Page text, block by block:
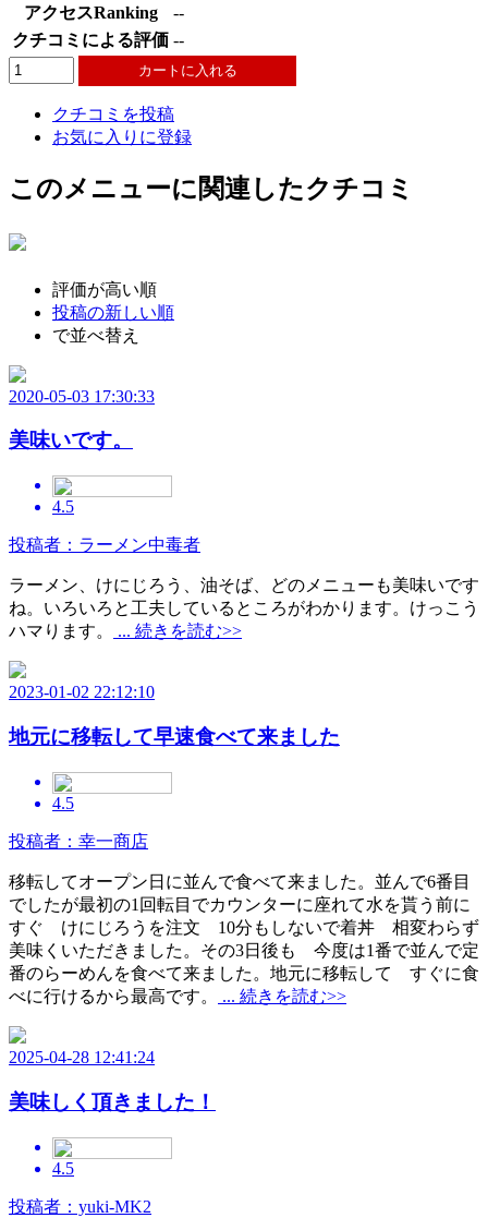
アクセスRanking
--
クチコミによる評価 --
クチコミを投稿
お気に入りに登録
このメニューに関連したクチコミ
評価が高い順
投稿の新しい順
で並べ替え
2020-05-03 17:30:33
美味いです。
4.5
投稿者：ラーメン中毒者
ラーメン、けにじろう、油そば、どのメニューも美味いです
ね。いろいろと工夫しているところがわかります。けっこう
ハマります。
... 続きを読む>>
2023-01-02 22:12:10
地元に移転して早速食べて来ました
4.5
投稿者：幸一商店
移転してオープン日に並んで食べて来ました。並んで6番目
でしたが最初の1回転目でカウンターに座れて水を貰う前に
すぐ けにじろうを注文 10分もしないで着丼 相変わらず
美味くいただきました。その3日後も 今度は1番で並んで定
番のらーめんを食べて来ました。地元に移転して すぐに食
べに行けるから最高です。
... 続きを読む>>
2025-04-28 12:41:24
美味しく頂きました！
4.5
投稿者：yuki-MK2